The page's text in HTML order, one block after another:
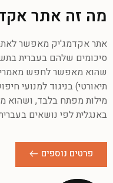
מה זה אתר
אתר אקדמג'יק מאפשר
סיכומים שלהם בעברית
שהוא מאפשר לחפש מאמרים
תיאורטי) בניגוד למנועי
מילות מפתח בלבד, ושהוא
באנגלית לפי נושאים
פרטים נוספים